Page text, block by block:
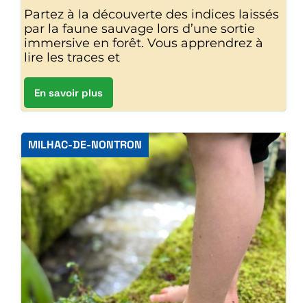
Partez à la découverte des indices laissés
par la faune sauvage lors d’une sortie
immersive en forêt. Vous apprendrez à
lire les traces et
En savoir plus
MILHAC-DE-NONTRON